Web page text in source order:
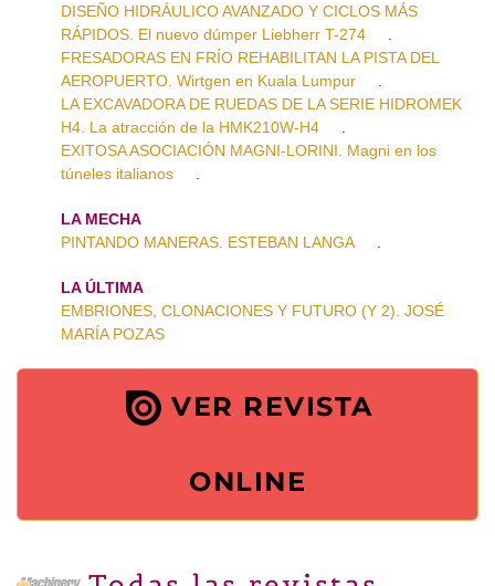
DISEÑO HIDRÁULICO AVANZADO Y CICLOS MÁS
RÁPIDOS. El nuevo dúmper Liebherr T-274
FRESADORAS EN FRÍO REHABILITAN LA PISTA DEL
AEROPUERTO. Wirtgen en Kuala Lumpur
LA EXCAVADORA DE RUEDAS DE LA SERIE HIDROMEK
H4. La atracción de la HMK210W-H4
EXITOSA ASOCIACIÓN MAGNI-LORINI. Magni en los
túneles italianos
LA MECHA
PINTANDO MANERAS. ESTEBAN LANGA
LA ÚLTIMA
EMBRIONES, CLONACIONES Y FUTURO (Y 2). JOSÉ
MARÍA POZAS
VER REVISTA
ONLINE